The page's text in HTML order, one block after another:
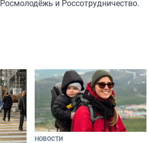
и Россотрудничество.
НОВОСТИ